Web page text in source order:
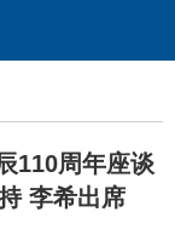
110周年座谈
李希出席